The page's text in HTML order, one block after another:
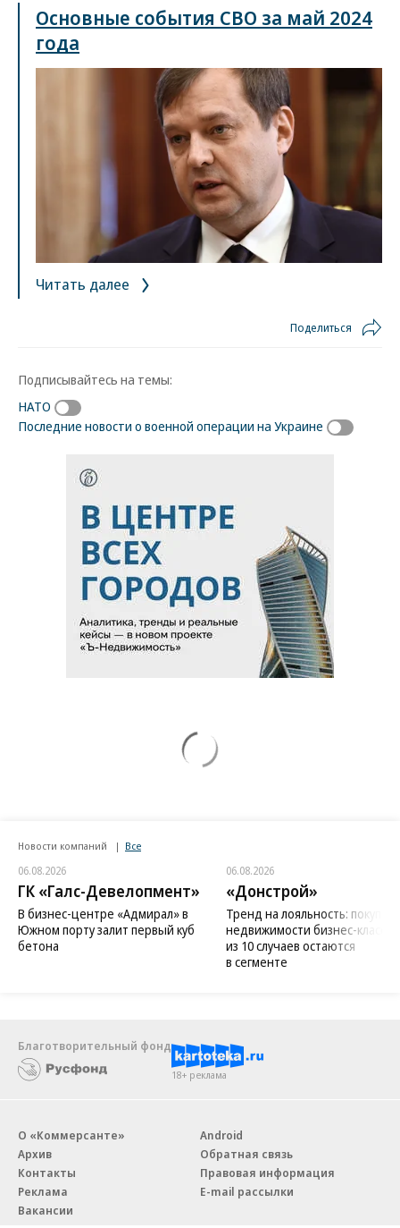
Основные события СВО за май 2024
года
Читать далее
Поделиться
Подписывайтесь на темы:
НАТО
Последние новости о военной операции на Украине
Новости партнеров
солдат
Путин озвучил итоговый план СВО
Заставим раскаяться: союзник России
дал грозное обещание
Зеленский неожиданно высказался о
возвращении Крыма
Новости компаний
В бизнес-центре «Адмирал» в
Южном порту залит первый куб
бетона
Тренд на лояльность:
недвижимости бизнес-класса
из 10 случаев остаются
в сегменте